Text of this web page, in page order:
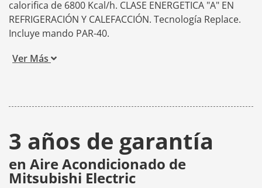
calorifica de 6800 Kcal/h. CLASE ENERGETICA "A" EN
REFRIGERACIÓN Y CALEFACCIÓN. Tecnología Replace.
Incluye mando PAR-40.
Ver Más
3 años de garantía
en Aire Acondicionado de
Mitsubishi Electric